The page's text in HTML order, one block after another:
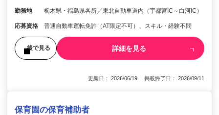
勤務地 栃木県・福島県各所／東北自動車道内（宇都宮IC～白河IC）
応募資格 普通自動車運転免許（AT限定不可）、スキル・経験不問
後で見る 詳細を見る
更新日： 2026/06/19 掲載終了日： 2026/09/11
保育園の保育補助者